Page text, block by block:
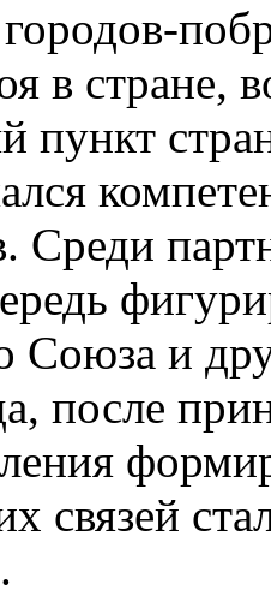
в стране,
пункт
Среди
Союза и
после
связей